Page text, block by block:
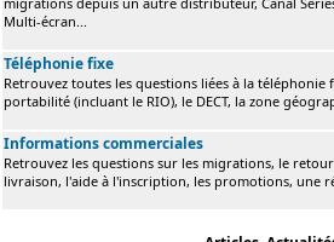
Multi-écran...
Téléphonie fixe
Retrouvez toutes les questions liées à la téléphonie
portabilité (incluant le RIO), le DECT, la zone
Informations commerciales
Retrouvez les questions sur les migrations, le
livraison, l'aide à l'inscription, les promotions, une